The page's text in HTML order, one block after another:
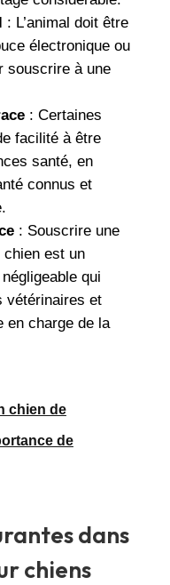
: L’animal doit être
électronique ou
souscrire à une
: Certaines
facilité à être
santé, en
connus et
: Souscrire une
est un
qui
vétérinaires et
en charge de la
chien de
de
dans
chiens